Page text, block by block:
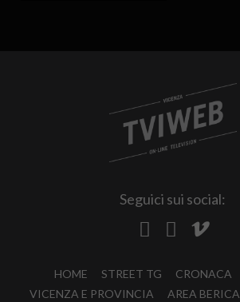
Seguici sui social:
HOME STREET TG CRONACA
VICENZA E PROVINCIA
AREA BERICA